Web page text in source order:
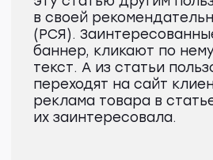
Когда у бренда заканчивается
«теплая» аудитория, необходимо
«прогреть» новую. Расскажем,
где ее взять и как побудить
к покупке, если проверенные
способы рекламы не приносят
желаемого результата.
Сервис ПромоСтраницы
помогает сформировать спрос,
даже если человек